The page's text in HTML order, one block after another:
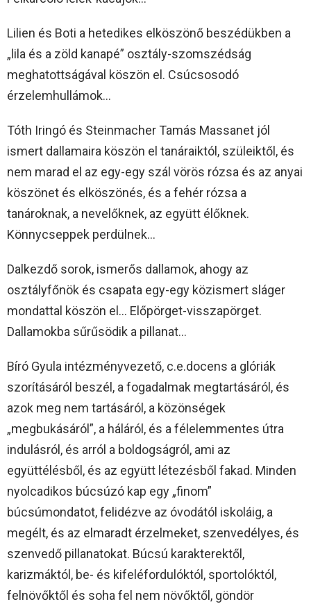
Lilien és Boti a hetedikes elköszönő beszédükben a
„lila és a zöld kanapé” osztály-szomszédság
meghatottságával köszön el. Csúcsosodó
érzelemhullámok…
Tóth Iringó és Steinmacher Tamás Massanet jól
ismert dallamaira köszön el tanáraiktól, szüleiktől, és
nem marad el az egy-egy szál vörös rózsa és az anyai
köszönet és elköszönés, és a fehér rózsa a
tanároknak, a nevelőknek, az együtt élőknek.
Könnycseppek perdülnek…
Dalkezdő sorok, ismerős dallamok, ahogy az
osztályfőnök és csapata egy-egy közismert sláger
mondattal köszön el… Előpörget-visszapörget.
Dallamokba sűrűsödik a pillanat…
Bíró Gyula intézményvezető, c.e.docens a glóriák
szorításáról beszél, a fogadalmak megtartásáról, és
azok meg nem tartásáról, a közönségek
„megbukásáról”, a háláról, és a félelemmentes útra
indulásról, és arról a boldogságról, ami az
együttélésből, és az együtt létezésből fakad. Minden
nyolcadikos búcsúzó kap egy „finom”
búcsúmondatot, felidézve az óvodától iskoláig, a
megélt, és az elmaradt érzelmeket, szenvedélyes, és
szenvedő pillanatokat. Búcsú karakterektől,
karizmáktól, be- és kifeléfordulóktól, sportolóktól,
felnövőktől és soha fel nem növőktől, göndör